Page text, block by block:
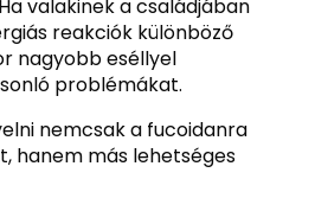
valakinek a családjában
reakciók különböző
nagyobb eséllyel
problémákat.
nemcsak a fucoidanra
hanem más lehetséges